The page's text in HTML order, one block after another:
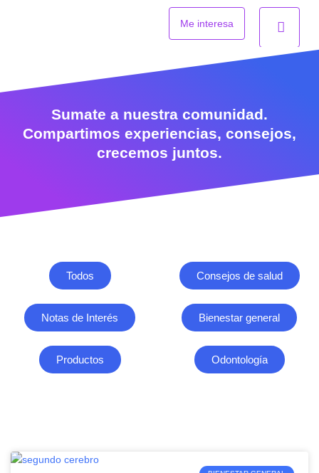
Me interesa
Sumate a nuestra comunidad.
Compartimos experiencias, consejos,
crecemos juntos.
Todos Consejos de salud
Notas de Interés Bienestar general
Productos Odontología